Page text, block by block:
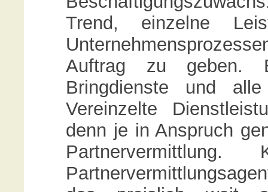
Trend, einzelne
Auftrag zu geben.
Bringdienste und
Vereinzelte
denn je in Anspruch